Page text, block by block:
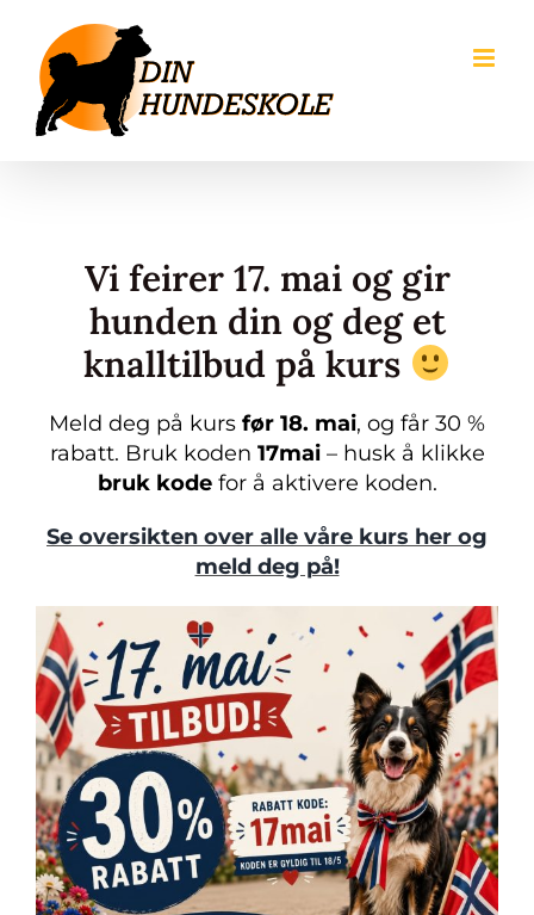
content
Vi feirer 17. mai og gir
hunden din og deg et
knalltilbud på kurs
Meld deg på kurs før 18. mai, og får 30 %
rabatt. Bruk koden 17mai– husk å klikke
bruk kode for å aktivere koden.
Se oversikten over alle våre kurs her og
meld deg på!